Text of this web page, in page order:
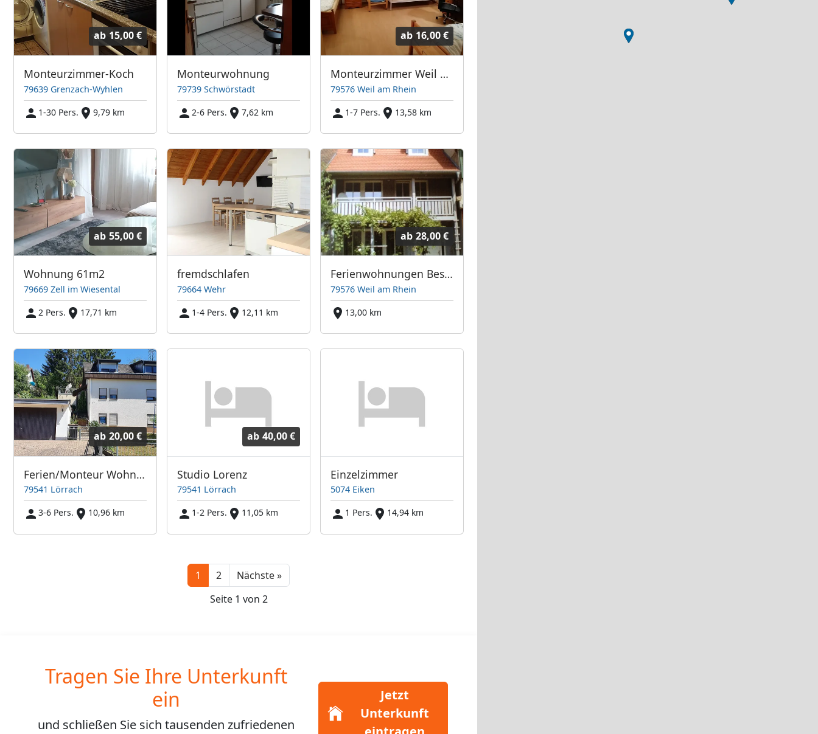
ab 15,00 €
Monteurzimmer-Koch
79639 Grenzach-Wyhlen
1-30 Pers.
9,79 km
Monteurwohnung
79739 Schwörstadt
2-6 Pers.
7,62 km
ab 16,00 €
Monteurzimmer Weil am Rhein - Basel.
79576 Weil am Rhein
1-7 Pers.
13,58 km
ab 55,00 €
Wohnung 61m2
79669 Zell im Wiesental
2 Pers.
17,71 km
fremdschlafen
79664 Wehr
1-4 Pers.
12,11 km
ab 28,00 €
Ferienwohnungen Best - Basel, Lörrach, Weil am Rhein
79576 Weil am Rhein
13,00 km
ab 20,00 €
Ferien/Monteur Wohnung Patrizia
79541 Lörrach
3-6 Pers.
10,96 km
ab 40,00 €
Studio Lorenz
79541 Lörrach
1-2 Pers.
11,05 km
Einzelzimmer
5074 Eiken
1 Pers.
14,94 km
1 2 Nächste »Next
Seite 1 von 2
Tragen Sie Ihre Unterkunft
ein
und schließen Sie sichtausenden zufriedenen
Jetzt
Unterkunft